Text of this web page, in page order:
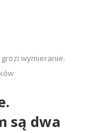
grozi wymieranie.
są dwa